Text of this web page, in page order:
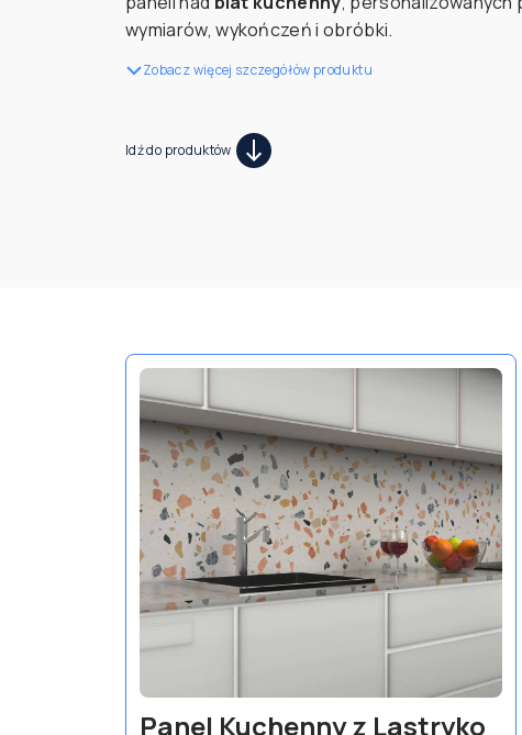
wymiarów, wykończeń i obróbki.
Zobacz więcej szczegółów produktu
Idź do produktów
Panel Kuchenny z Lastryko